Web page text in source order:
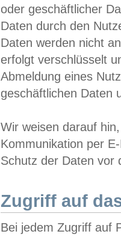
oder geschäftlicher
Daten durch den
Daten werden nicht
erfolgt verschlüsselt
Abmeldung eines
geschäftlichen Daten
Wir weisen darauf
Kommunikation per
Schutz der Daten vor
Zugriff auf
Bei jedem Zugriff auf